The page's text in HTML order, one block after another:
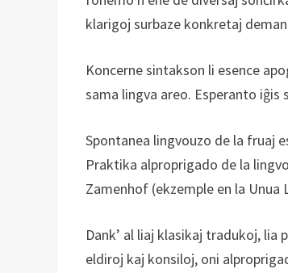
klarigoj surbaze konkretaj
Koncerne sintakson li esence
sama lingva areo. Esperanto iĝis
Spontanea lingvouzo de la fruaj
Praktika alproprigado de la
Zamenhof (ekzemple en la Unua
Dank’ al liaj klasikaj tradukoj,
eldiroj kaj konsiloj, oni